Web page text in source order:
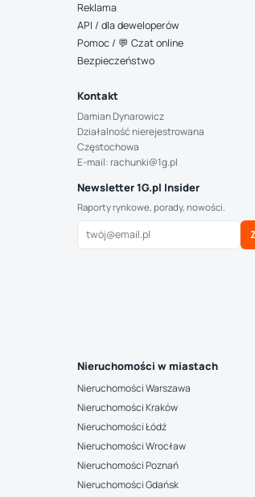
Reklama
API / dla deweloperów
Pomoc / 💬 Czat online
Bezpieczeństwo
Kontakt
Damian Dynarowicz
Działalność nierejestrowana
Częstochowa
E-mail: rachunki@1g.pl
Newsletter 1G.pl Insider
Raporty rynkowe, porady, nowości.
Nieruchomości w miastach
Nieruchomości Warszawa
Nieruchomości Kraków
Nieruchomości Łódź
Nieruchomości Wrocław
Nieruchomości Poznań
Nieruchomości Gdańsk